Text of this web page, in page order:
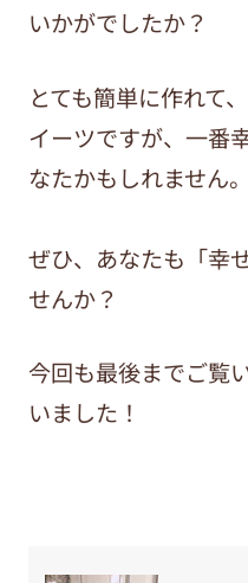
いかがでしたか？
とても簡単に作れて
イーツですが、一番
なたかもしれません。
ぜひ、あなたも「幸
せんか？
今回も最後までご覧
いました！